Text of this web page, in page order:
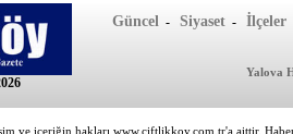
Güncel -Siyaset -İlçeler
Yalova
ve içeriğin hakları www.ciftlikkoy.com.tr'a aittir.